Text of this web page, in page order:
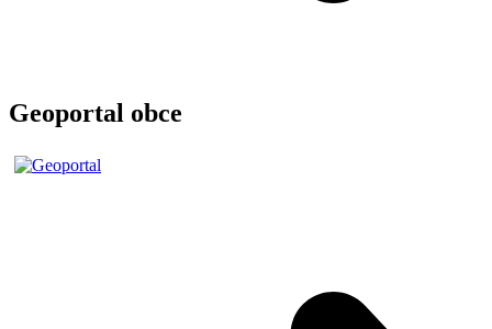
Geoportal obce